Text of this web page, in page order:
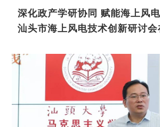
深化政产学研协同 赋能海上风
汕头市海上风电技术创新研讨